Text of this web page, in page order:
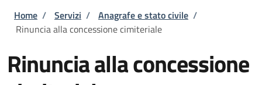
Briciole di pane
Home / Servizi / Anagrafe e stato civile /
Rinuncia alla concessione cimiteriale
Rinuncia alla concessione